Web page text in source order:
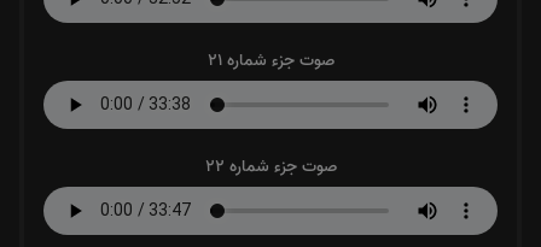
صوت جزء شماره 21
صوت جزء شماره 22